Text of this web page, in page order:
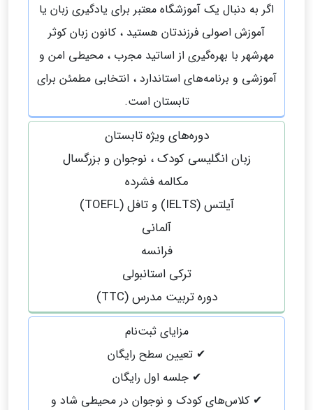
اگر به دنبال یک آموزشگاه معتبر برای یادگیری زبان یا
آموزش اصولی فرزندتان هستید ، کانون زبان کوثر
مهرشهر با بهره‌گیری از اساتید مجرب ، محیطی امن و
آموزشی و برنامه‌های استاندارد ، انتخابی مطمئن برای
تابستان است.
دوره‌های ویژه تابستان
زبان انگلیسی کودک ، نوجوان و بزرگسال
مکالمه فشرده
آیلتس (IELTS) و تافل (TOEFL)
آلمانی
فرانسه
ترکی استانبولی
دوره تربیت مدرس (TTC)
مزایای ثبت‌نام
✔ تعیین سطح رایگان
✔ جلسه اول رایگان
✔ کلاس‌های کودک و نوجوان در محیطی شاد و